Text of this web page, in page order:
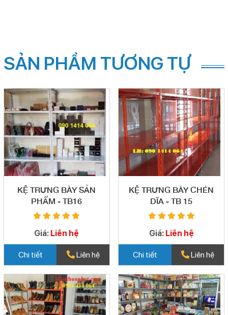
SẢN PHẨM TƯƠNG TỰ
KỆ TRƯNG BÀY SẢN
PHẨM - TB16
Giá: Liên hệ
Chi tiết Liên hệ
KỆ TRƯNG BÀY CHÉN
DĨA - TB 15
Giá: Liên hệ
Chi tiết Liên hệ